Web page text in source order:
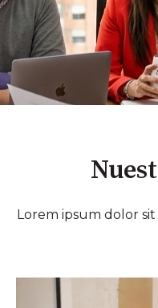
Lorem ipsum dolor